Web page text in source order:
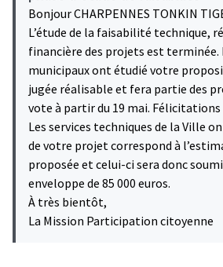
Bonjour CHARPENNES TONKIN
L’étude de la faisabilité technique,
financière des projets est terminée.
municipaux ont étudié votre
jugée réalisable et fera partie des
vote à partir du 19 mai. Félicitations
Les services techniques de la Ville
de votre projet correspond à
proposée et celui-ci sera donc
enveloppe de 85 000 euros.
À très bientôt,
La Mission Participation citoyenne